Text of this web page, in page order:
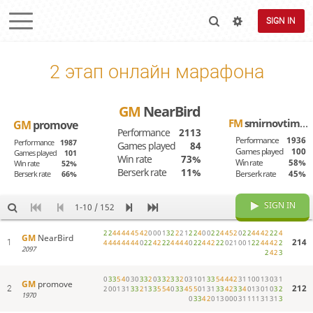
SIGN IN
2 этап онлайн марафона
GMpromove
Performance
1987
Games played
101
Win rate
52%
Berserk rate
66%
GM NearBird
Performance
2113
Games played
84
Win rate
73%
Berserk rate
11%
FMsmirnovtimofey
Performance
1936
Games played
100
Win rate
58%
Berserk rate
45%
1-10 / 152 SIGN IN
1 GM NearBird
2097
2244444542000 13222 1224002244520224442224
444444440224222444402244222021 00 12244422
2423
214
2 GM promove
1970
03354030332033233203 101 335444231 100 1303 1
2001 31 33213355403345501 31 334233401301 032
033420 1300031 1 1 1 31 31 3
212